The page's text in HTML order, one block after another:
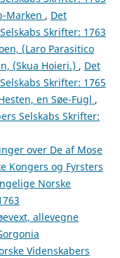
Marken , Det
Skrifter: 1763
(Laro Parasitico
(Skua Hoieri.) , Det
Skrifter: 1765
en Søe-Fugl ,
Selskabs Skrifter:
over De af Mose
Kongers og Fyrsters
Norske
allevegne
Videnskabers